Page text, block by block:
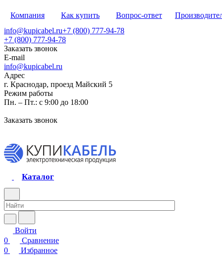
Компания Как купить Вопрос-ответ
info@kupicabel.ru+7 (800) 777-94-78
+7 (800) 777-94-78
Заказать звонок
E-mail
info@kupicabel.ru
Адрес
г. Краснодар, проезд Майский 5
Режим работы
Пн. – Пт.: с 9:00 до 18:00
Заказать звонок
Каталог
Войти
0
Сравнение
0
Избранное